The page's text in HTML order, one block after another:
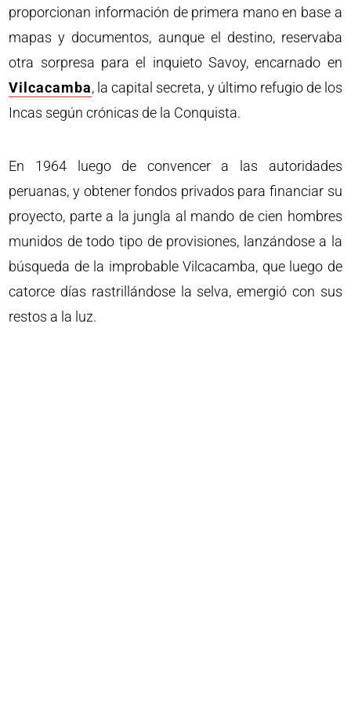
proporcionan información de primera mano en base a
mapas y documentos, aunque el destino, reservaba
otra sorpresa para el inquieto Savoy, encarnado en
Vilcacamba, la capital secreta, y último refugio de los
Incas según crónicas de la Conquista.
En 1964 luego de convencer a las autoridades
peruanas, y obtener fondos privados para financiar su
proyecto, parte a la jungla al mando de cien hombres
munidos de todo tipo de provisiones, lanzándose a la
búsqueda de la improbable Vilcacamba, que luego de
catorce días rastrillándose la selva, emergió con sus
restos a la luz.